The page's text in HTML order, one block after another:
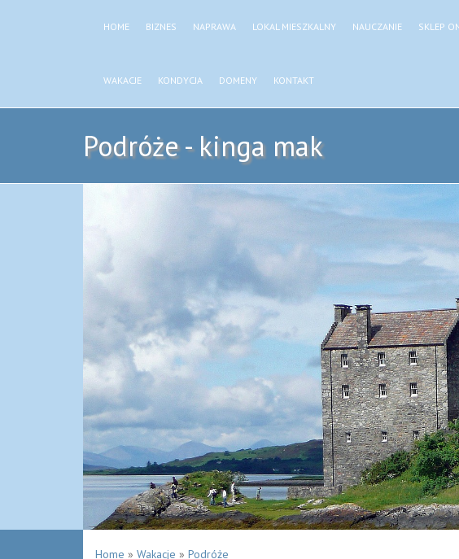
HOME BIZNES NAPRAWA LOKAL MIESZKALNY NAUCZANIE SKLEP
WAKACJE KONDYCJA DOMENY KONTAKT
Podróże - kinga mak
Home » Wakacje » Podróże